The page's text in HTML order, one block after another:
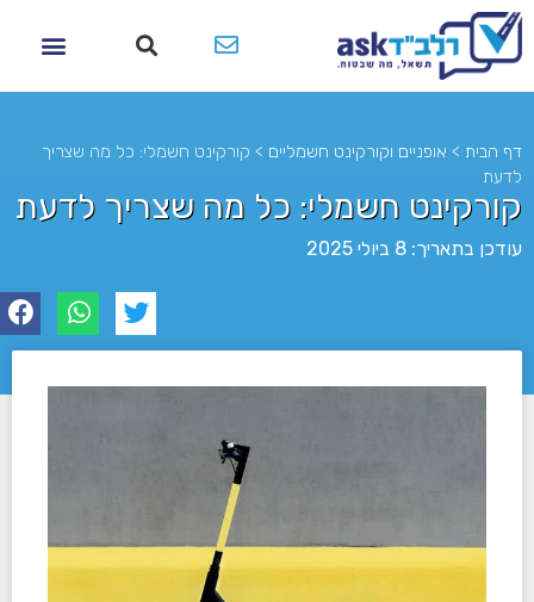
דף הבית > אופניים וקורקינט חשמליים > קורקינט חשמלי: כל מה שצריך
לדעת
קורקינט חשמלי: כל מה שצריך לדעת
עודכן בתאריך: 8 ביולי 2025